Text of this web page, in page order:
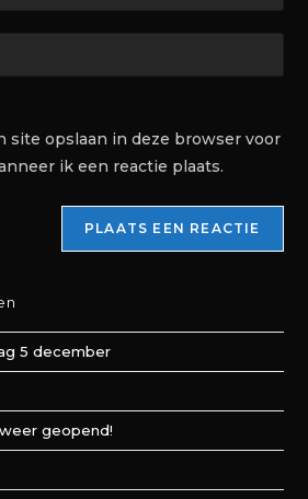
site opslaan in deze browser voor
ik een reactie plaats.
5 december
geopend!